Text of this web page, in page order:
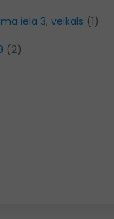
iela 3, veikals (1)
(2)